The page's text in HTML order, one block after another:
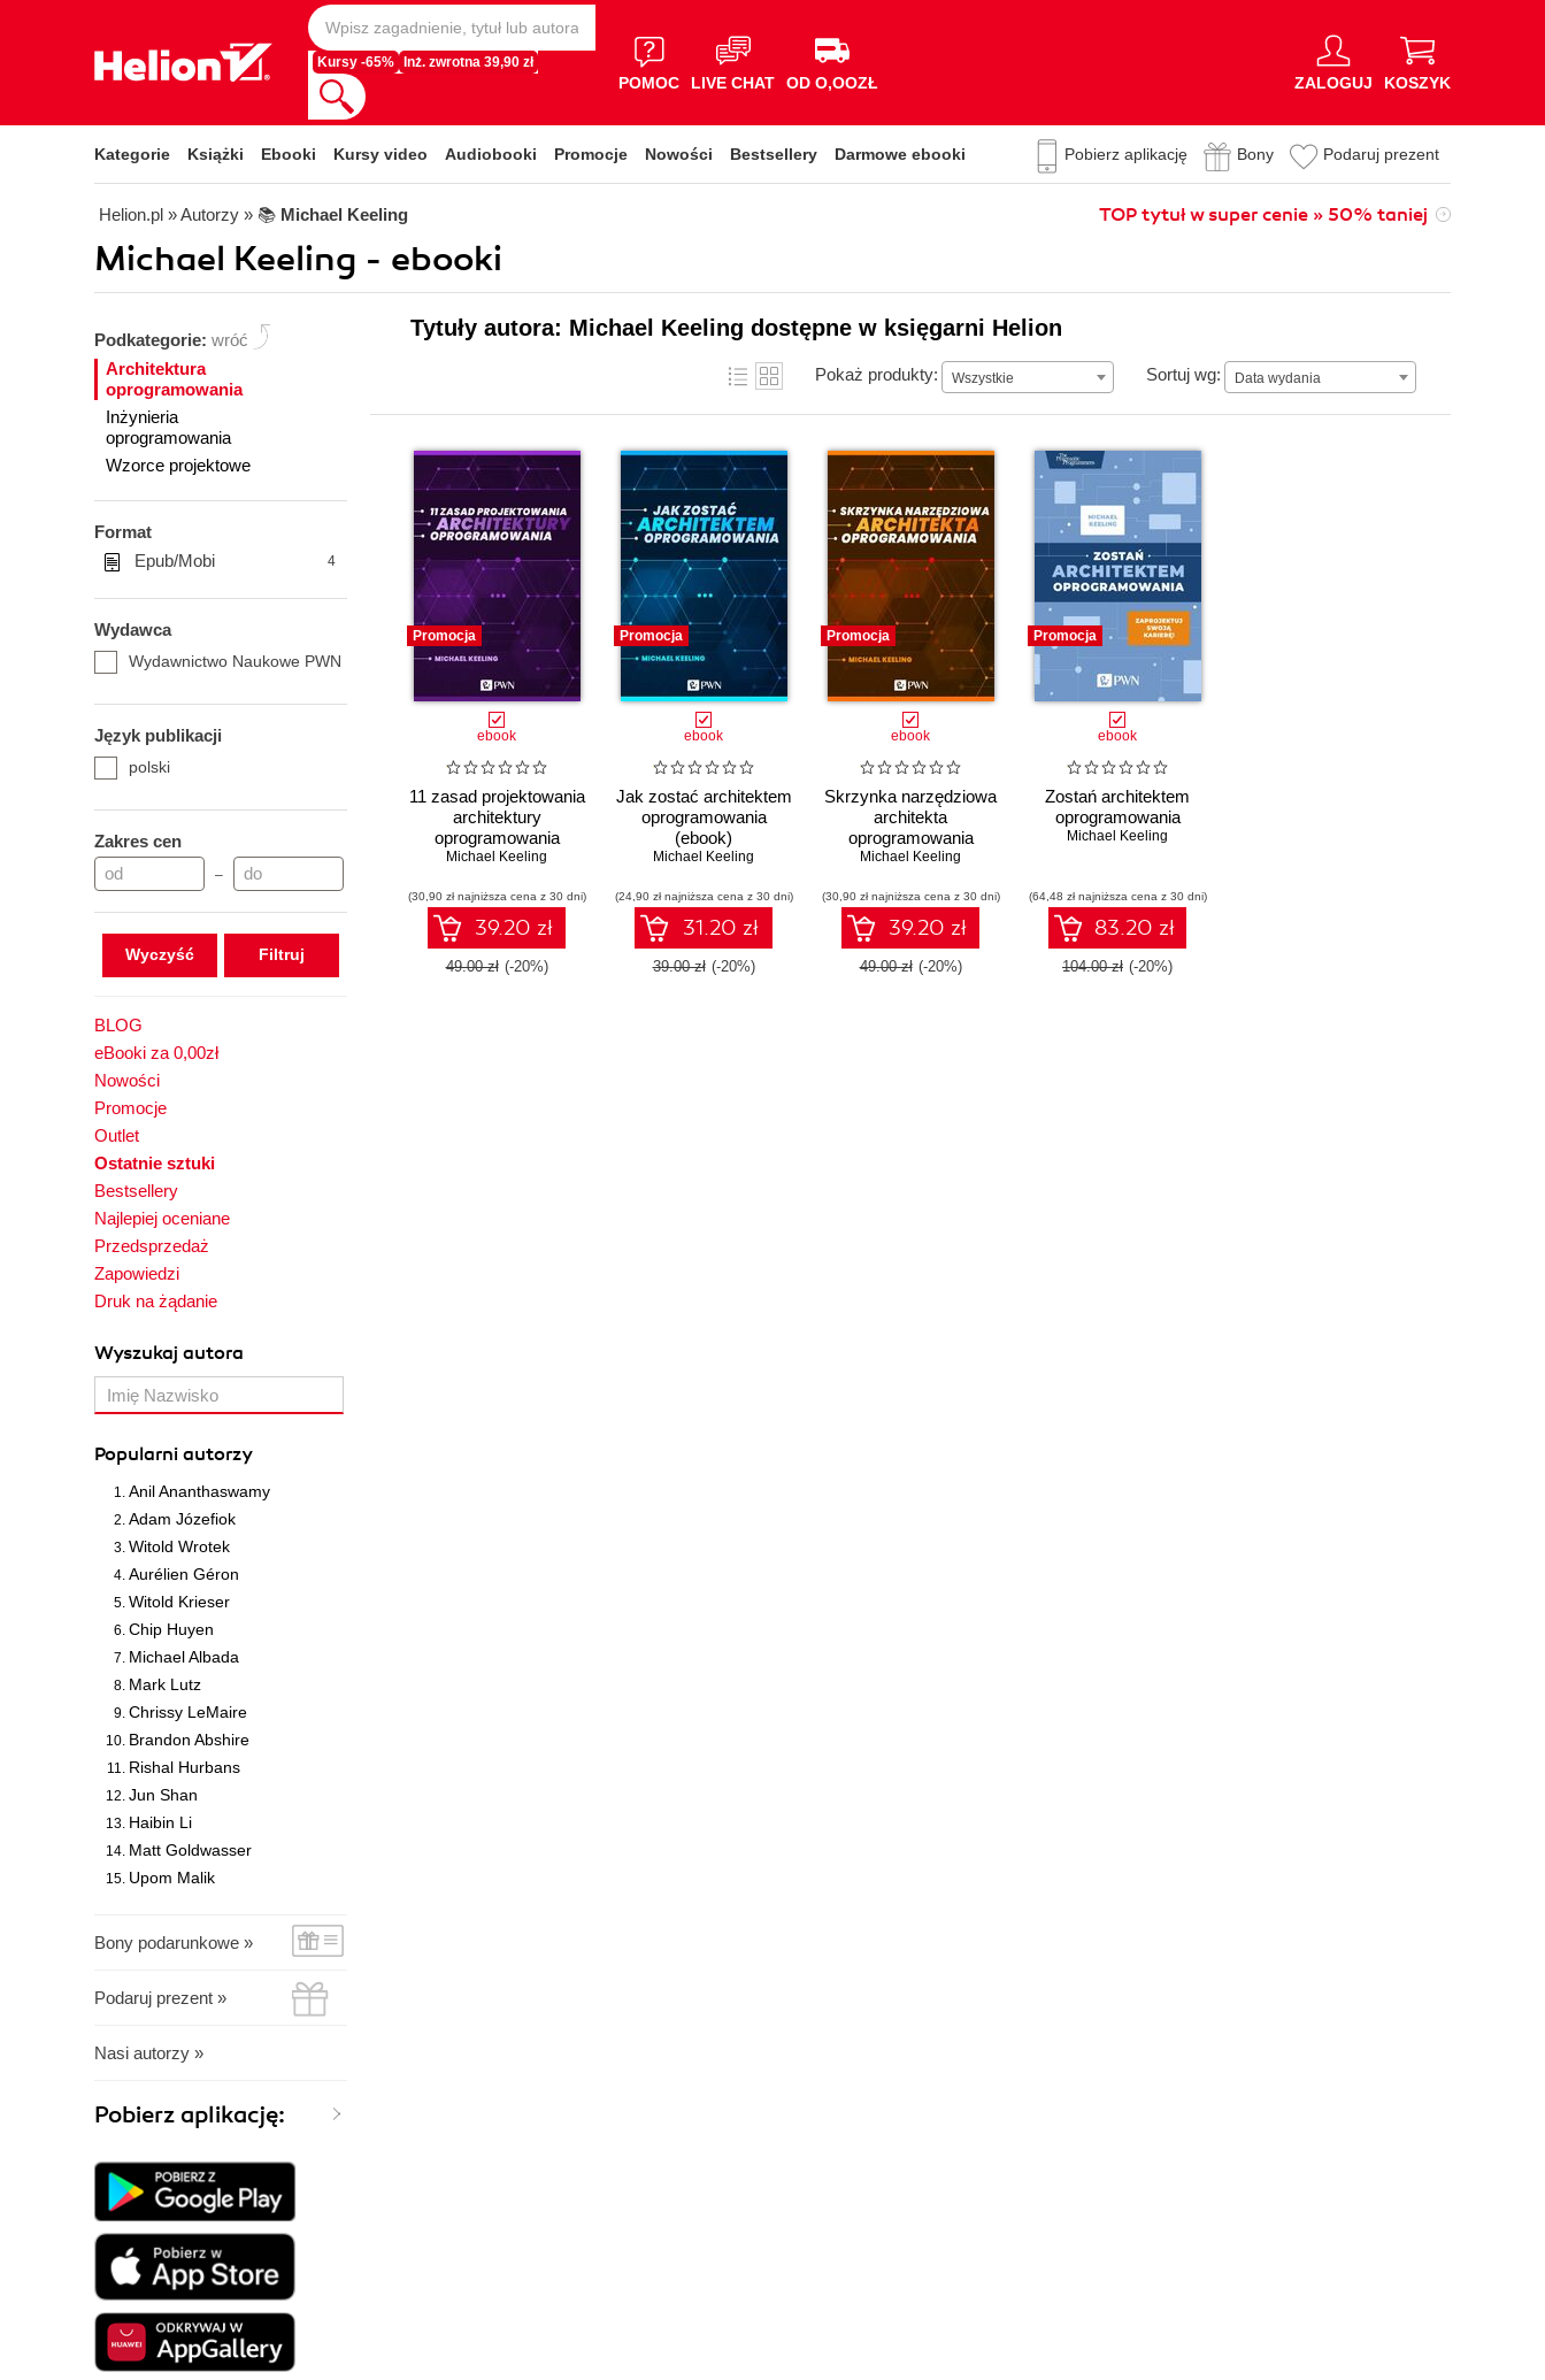
Kursy -65% Inż. zwrotna 39,90 zł
POMOC LIVE CHAT OD O,OOZŁ ZALOGUJ KOSZYK
Kategorie Książki Ebooki Kursy video Audiobooki Promocje Nowości Bestsellery Darmowe ebooki Pobierz aplikację Bony Podaruj prezent
Helion.pl » Autorzy » 📚 Michael Keeling TOP tytuł w super cenie » 50% taniej
Michael Keeling - ebooki
Podkategorie: wróć
Architektura
oprogramowania
Inżynieria
oprogramowania
Wzorce projektowe
Format
Epub/Mobi
4
Wydawca
Wydawnictwo Naukowe PWN
Język publikacji
polski
Zakres cen
–
Wyczyść
BLOG
eBooki za 0,00zł
Nowości
Promocje
Outlet
Ostatnie sztuki
Bestsellery
Najlepiej oceniane
Przedsprzedaż
Zapowiedzi
Druk na żądanie
Wyszukaj autora
Popularni autorzy
Anil Ananthaswamy
Adam Józefiok
Witold Wrotek
Aurélien Géron
Witold Krieser
Chip Huyen
Michael Albada
Mark Lutz
Chrissy LeMaire
Brandon Abshire
Rishal Hurbans
Jun Shan
Haibin Li
Matt Goldwasser
Upom Malik
Bony podarunkowe »
Podaruj prezent »
Nasi autorzy »
Pobierz aplikację:
Tytuły autora: Michael Keeling dostępne w księgarni Helion
Pokaż produkty: Wszystkie Sortuj wg: Data wydania
Data wydania
Promocja
ebook
11 zasad projektowania
architektury
oprogramowania
(ebook)
Michael Keeling
(30,90 zł najniższa cena z 30 dni)
39.20 zł
49.00 zł (-20%)
Promocja
ebook
Jak zostać architektem
oprogramowania
(ebook)
Michael Keeling
(24,90 zł najniższa cena z 30 dni)
31.20 zł
39.00 zł (-20%)
Promocja
ebook
Skrzynka narzędziowa
architekta
oprogramowania
(ebook)
Michael Keeling
(30,90 zł najniższa cena z 30 dni)
39.20 zł
49.00 zł (-20%)
Promocja
ebook
Zostań architektem
oprogramowania
Michael Keeling
(64,48 zł najniższa cena z 30 dni)
83.20 zł
104.00 zł (-20%)